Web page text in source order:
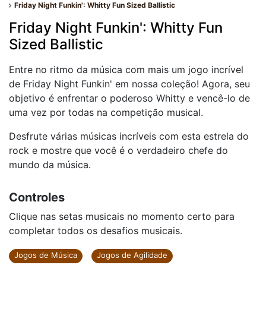
Friday Night Funkin': Whitty Fun Sized Ballistic
Friday Night Funkin': Whitty Fun
Sized Ballistic
Entre no ritmo da música com mais um jogo incrível
de Friday Night Funkin' em nossa coleção! Agora, seu
objetivo é enfrentar o poderoso Whitty e vencê-lo de
uma vez por todas na competição musical.
Desfrute várias músicas incríveis com esta estrela do
rock e mostre que você é o verdadeiro chefe do
mundo da música.
Controles
Clique nas setas musicais no momento certo para
completar todos os desafios musicais.
Jogos de Música Jogos de Agilidade